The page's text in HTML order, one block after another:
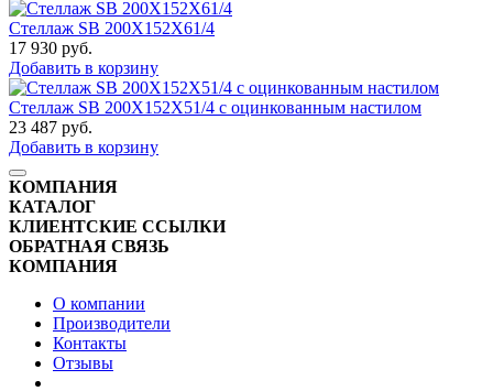
Стеллаж SB 200X152X61/4
17 930 руб.
Добавить в корзину
Стеллаж SB 200X152X51/4 с оцинкованным настилом
23 487 руб.
Добавить в корзину
КОМПАНИЯ
КАТАЛОГ
КЛИЕНТСКИЕ ССЫЛКИ
ОБРАТНАЯ СВЯЗЬ
КОМПАНИЯ
О компании
Производители
Контакты
Отзывы